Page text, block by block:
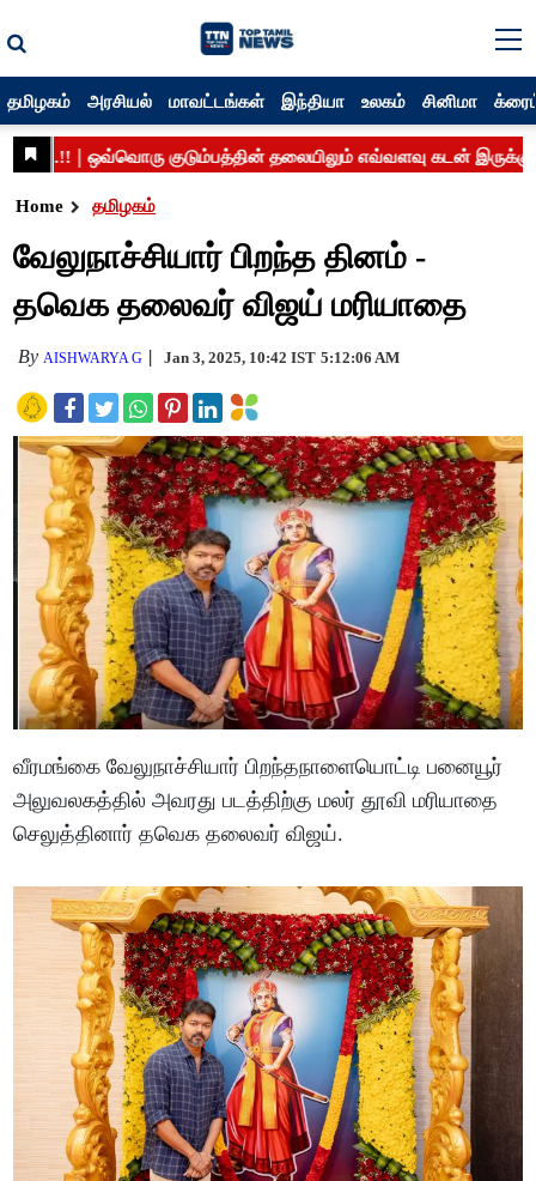
தமிழகம் அரசியல் மாவட்டங்கள் இந்தியா உலகம் சினிமா
Home தமிழகம்
வேலுநாச்சியார் பிறந்த தினம் -
தவெக தலைவர் விஜய் மரியாதை
By AISHWARYA G Jan 3, 2025, 10:42 IST 5:12:06 AM
வீரமங்கை வேலுநாச்சியார் பிறந்தநாளையொட்டி பனையூர்
அலுவலகத்தில் அவரது படத்திற்கு மலர் தூவி மரியாதை
செலுத்தினார் தவெக தலைவர் விஜய்.